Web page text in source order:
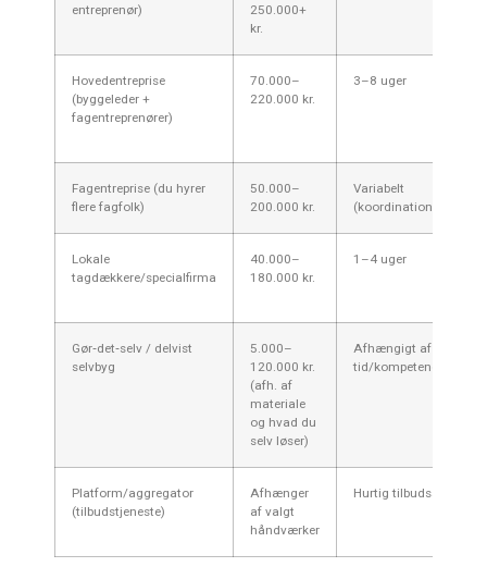
entreprenør)
250.000+
kr.
Hovedentreprise
(byggeleder +
fagentreprenører)
70.000–
220.000 kr.
3–8 uger
Fagentreprise (du hyrer
flere fagfolk)
50.000–
200.000 kr.
Variabelt
Lokale
tagdækkere/specialfirma
40.000–
180.000 kr.
1–4 uger
Gør‑det‑selv / delvist
selvbyg
5.000–
120.000 kr.
(afh. af
materiale
og hvad du
selv løser)
Afhængigt af
tid/kompetence
Platform/aggregator
(tilbudstjeneste)
Afhænger
af valgt
håndværker
Hurtig tilbudssamling